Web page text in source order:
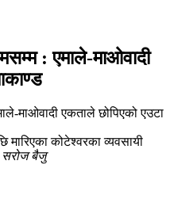
: एमाले-माओवादी
मारिएका कोटेश्वरका व्यवसायी
सरोज बैजु